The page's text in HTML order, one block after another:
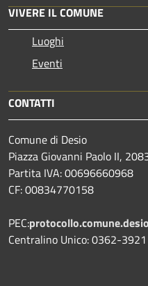
VIVERE IL COMUNE
Luoghi
Eventi
CONTATTI
Comune di Desio
Piazza Giovanni Paolo II,
Partita IVA: 00696660968
CF: 00834770158
PEC:
Centralino Unico: 0362-3921